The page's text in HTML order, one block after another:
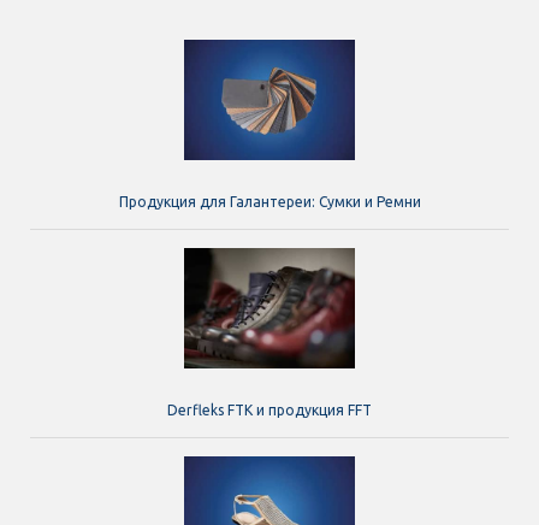
Продукция для Галантереи: Сумки и Ремни
Derfleks FTK и продукция FFT